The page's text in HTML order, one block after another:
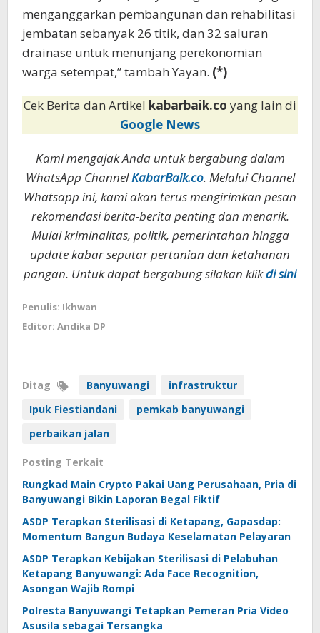
menganggarkan pembangunan dan rehabilitasi
jembatan sebanyak 26 titik, dan 32 saluran
drainase untuk menunjang perekonomian
warga setempat,” tambah Yayan. (*)
Cek Berita dan Artikel kabarbaik.co yang lain di
Google News
Kami mengajak Anda untuk bergabung dalam
WhatsApp ChannelKabarBaik.co. Melalui Channel
Whatsapp ini, kami akan terus mengirimkan pesan
rekomendasi berita-berita penting dan menarik.
Mulai kriminalitas, politik, pemerintahan hingga
update kabar seputar pertanian dan ketahanan
pangan. Untuk dapat bergabung silakan klikdi sini
Penulis: Ikhwan
Editor: Andika DP
Ditag Banyuwangi
infrastruktur
Ipuk Fiestiandani
pemkab banyuwangi
perbaikan jalan
Posting Terkait
Rungkad Main Crypto Pakai Uang Perusahaan, Pria di
Banyuwangi Bikin Laporan Begal Fiktif
ASDP Terapkan Sterilisasi di Ketapang, Gapasdap:
Momentum Bangun Budaya Keselamatan Pelayaran
ASDP Terapkan Kebijakan Sterilisasi di Pelabuhan
Ketapang Banyuwangi: Ada Face Recognition,
Asongan Wajib Rompi
Polresta Banyuwangi Tetapkan Pemeran Pria Video
Asusila sebagai Tersangka